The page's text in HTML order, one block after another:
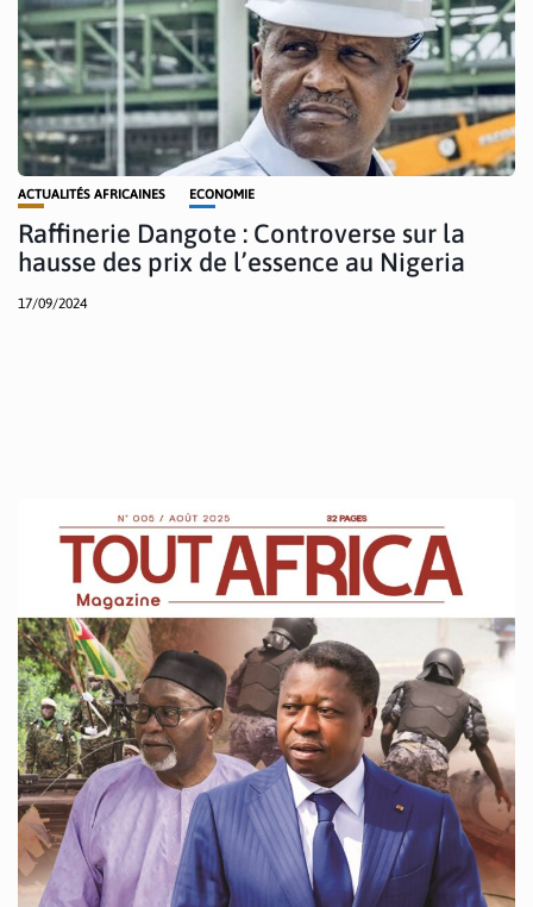
ACTUALITÉS AFRICAINES ECONOMIE
Raffinerie Dangote : Controverse sur la
hausse des prix de l’essence au Nigeria
17/09/2024